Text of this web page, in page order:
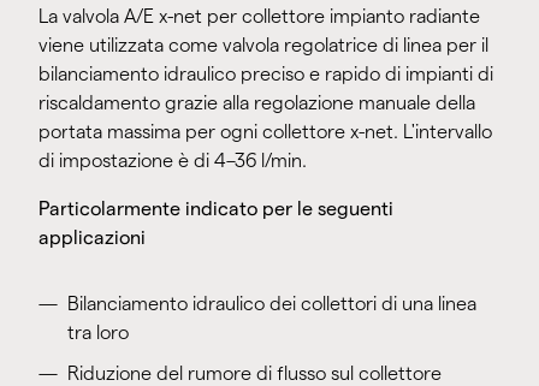
La valvola A/E x-net per collettore impianto radiante
viene utilizzata come valvola regolatrice di linea per il
bilanciamento idraulico preciso e rapido di impianti di
riscaldamento grazie alla regolazione manuale della
portata massima per ogni collettore x-net. L'intervallo
di impostazione è di 4–36 l/min.
Particolarmente indicato per le seguenti
applicazioni
Bilanciamento idraulico dei collettori di una linea
tra loro
Riduzione del rumore di flusso sul collettore